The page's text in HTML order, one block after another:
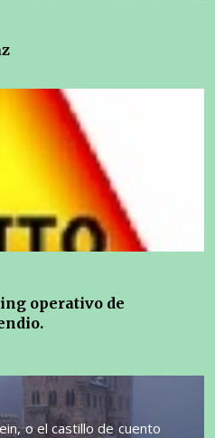
operativo de
o el castillo de cuento